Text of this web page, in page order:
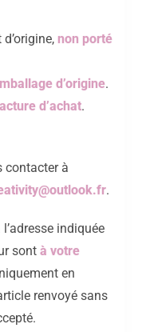
d’origine,non porté
d’origine.
d’achat.
contacter à
.
indiquée
sontà votre
en
renvoyé sans